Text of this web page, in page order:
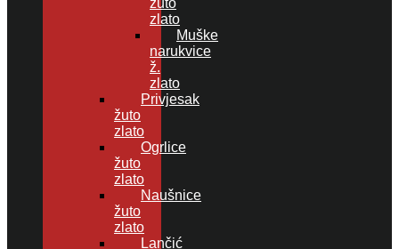
žuto
zlato
Muške
narukvice
ž.
zlato
Privjesak
žuto
zlato
Ogrlice
žuto
zlato
Naušnice
žuto
zlato
Lančić